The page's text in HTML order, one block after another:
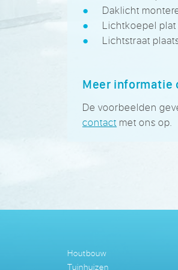
Daklicht
Lichtkoepel
Lichtstraat
Meer informatie
De voorbeelden
contact met ons op.
Houtbouw
Tuinhuizen